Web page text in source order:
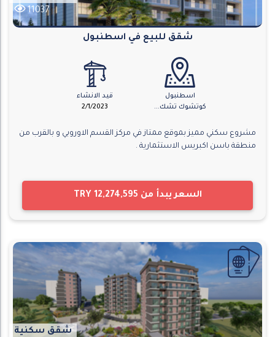
11037
شقق للبيع في اسطنبول
اسطنبول
كوتشوك تشك...
قيد الانشاء
2/1/2023
مشروع سكني مميز بموقع ممتاز في مركز القسم الاوروبي و بالقرب من
منطقة باسن اكبريس الاستثمارية .
السعر يبدأ من TRY 12,274,595
شقق سكنية